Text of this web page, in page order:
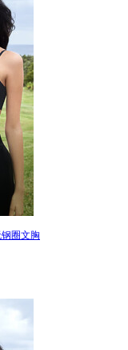
圈文胸